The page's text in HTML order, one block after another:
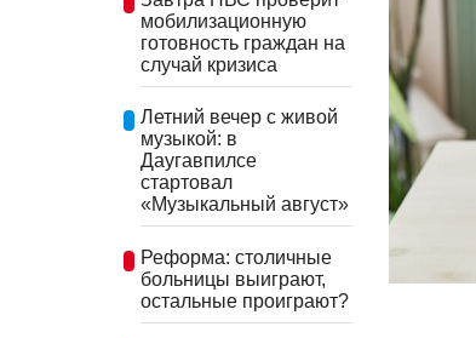
мобилизационную
готовность граждан на
случай кризиса
Летний вечер с живой
музыкой: в
Даугавпилсе
стартовал
«Музыкальный август»
Реформа: столичные
больницы выиграют,
остальные проиграют?